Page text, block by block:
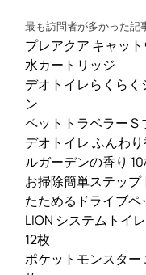
解
説
評
、
良
い
口
コ
ミ
悪
最も訪問者が多かった記
プレアクア キャッ
水カートリッジ
デオトイレらくら
ン
ペットトラベラー S
デオトイレ ふんわ
ルガーデンの香り
お掃除簡単ステップ
たためるドライブペ
LION システムトイ
12枚
ポケットモンスター